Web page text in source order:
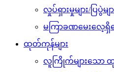
လှုပ်ရှားမှုများ/ပြပွဲမျာ
မကြာခဏမေးလေ့ရှိသ
ထုတ်ကုန်များ
လူကြိုက်များသော